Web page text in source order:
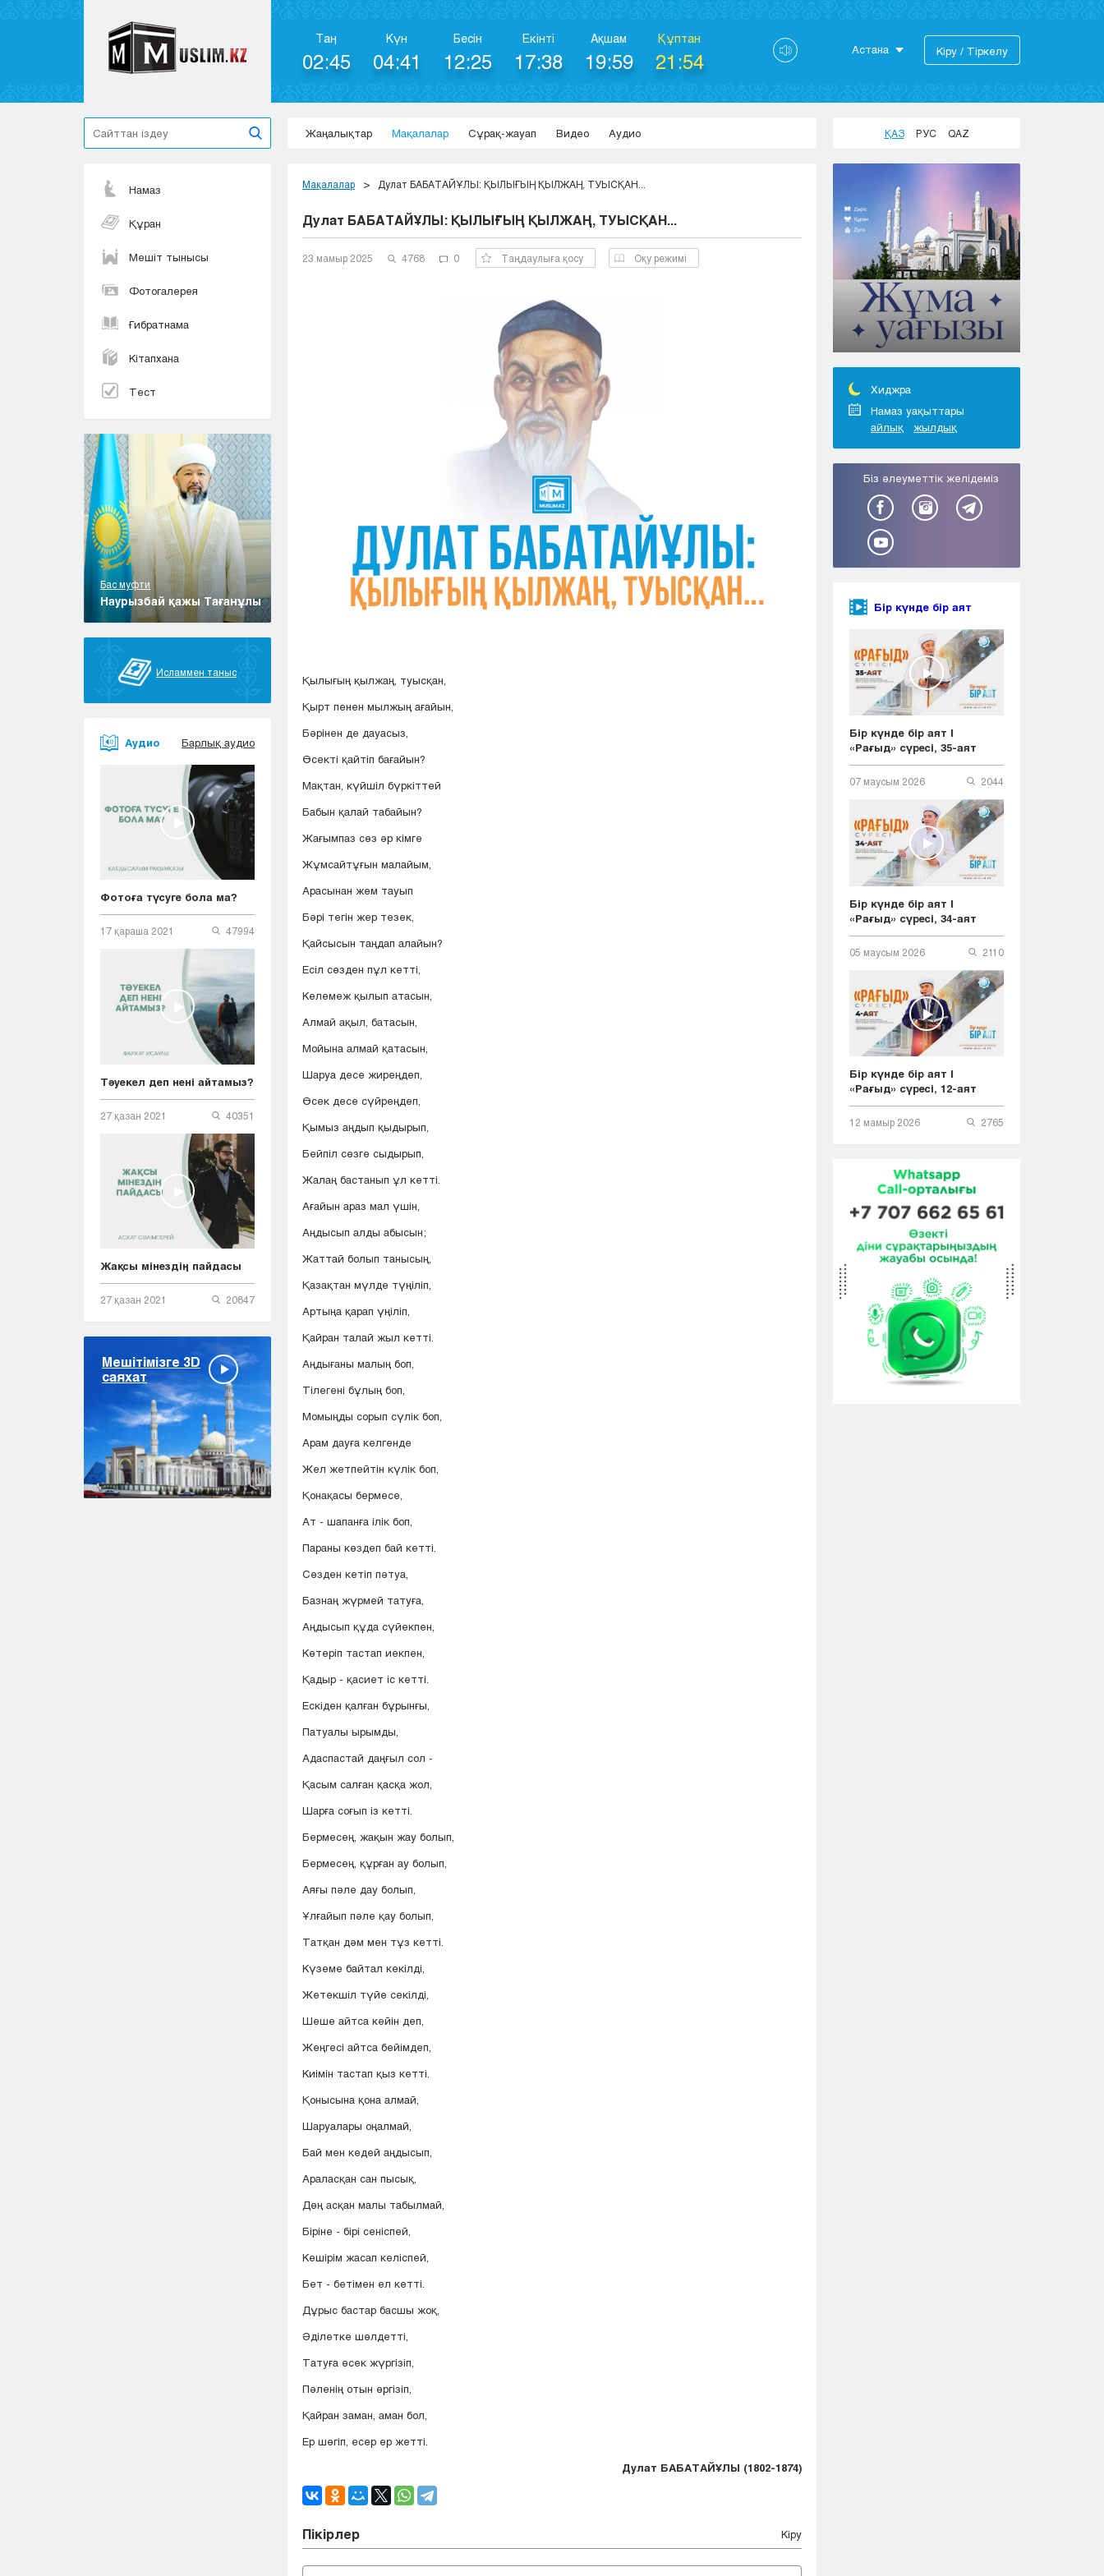
Таң
02:45
Күн
04:41
Бесін
12:25
Екінті
17:38
Ақшам
19:59
Құптан
21:54 Астана
Актобе
Караганда
Кокшетау
Костанай
Кызылорда
Павлодар
Петропавловск
Семей
Талдыкорган
Тараз
Туркестан
Уральск
Усть-Каменогорск
Шымкент
Кіру / Тіркелу
Жаңалықтар Мақалалар Сұрақ-жауап Видео Аудио ҚАЗ РУС QAZ
Намаз
Құран
Мешіт тынысы
Фотогалерея
Ғибратнама
Кітапхана
Тест
Бас муфти
Наурызбай қажы Тағанұлы
Исламмен таныс
Аудио Барлық аудио
Фотоға түсуге бола ма?
17 қараша 2021 47994
Тәуекел деп нені айтамыз?
27 қазан 2021 40351
Жақсы мінездің пайдасы
27 қазан 2021 20847
Мешітімізге 3D
саяхат
Мақалалар Дулат БАБАТАЙҰЛЫ: ҚЫЛЫҒЫҢ ҚЫЛЖАҢ, ТУЫСҚАН...
Дулат БАБАТАЙҰЛЫ: ҚЫЛЫҒЫҢ ҚЫЛЖАҢ, ТУЫСҚАН...
23 мамыр 2025 4768 0 Таңдаулыға қосу Оқу режимі
Қылығың қылжаң, туысқан,
Қырт пенен мылжың ағайын,
Бәрінен де дауасыз,
Өсекті қайтіп бағайын?
Мақтан, күйшіл бүркіттей
Бабын қалай табайын?
Жағымпаз сөз әр кімге
Жұмсайтұғын малайым,
Арасынан жем тауып
Бәрі тегін жер тезек,
Қайсысын таңдап алайын?
Есіл сөзден пұл кетті,
Келемеж қылып атасын,
Алмай ақыл, батасын,
Мойына алмай қатасын,
Шаруа десе жиреңдеп,
Өсек десе сүйреңдеп,
Қымыз аңдып қыдырып,
Бейпіл сөзге сыдырып,
Жалаң бастанып ұл кетті.
Ағайын араз мал үшін,
Аңдысып алды абысын;
Жаттай болып танысың,
Қазақтан мүлде түңіліп,
Артыңа қарап үңіліп,
Қайран талай жыл кетті.
Аңдығаны малың боп,
Тілегені бұлың боп,
Момыңды сорып сүлік боп,
Арам дауға келгенде
Жел жетпейтін күлік боп,
Қонақасы бермесе,
Ат - шапанға ілік боп,
Параны көздеп бай кетті.
Сөзден кетіп пәтуа,
Базнаң жүрмей татуға,
Аңдысып құда сүйекпен,
Көтеріп тастап иекпен,
Қадыр - қасиет іс кетті.
Ескіден қалған бұрынғы,
Патуалы ырымды,
Адаспастай даңғыл сол -
Қасым салған қасқа жол,
Шарға соғып із кетті.
Бермесең, жақын жау болып,
Бермесең, құрған ау болып,
Аяғы пәле дау болып,
Ұлғайып пәле қау болып,
Татқан дәм мен тұз кетті.
Күземе байтал кекілді,
Жетекшіл түйе секілді,
Шеше айтса кейін деп,
Жеңгесі айтса бейімдеп,
Киімін тастап қыз кетті.
Қонысына қона алмай,
Шаруалары оңалмай,
Бай мен кедей аңдысып,
Араласқан сан пысық,
Дөң асқан малы табылмай,
Біріне - бірі сеніспей,
Кешірім жасап келіспей,
Бет - бетімен ел кетті.
Дұрыс бастар басшы жоқ,
Әділетке шөлдетті,
Татуға өсек жүргізіп,
Пәленің отын өргізіп,
Қайран заман, аман бол,
Ер шөгіп, есер ер жетті.
Дулат БАБАТАЙҰЛЫ (1802-1874)
Пікірлер Кіру
Хиджра
Намаз уақыттары
айлық
жылдық
Біз әлеуметтік желідеміз
Бір күнде бір аят
Бір күнде бір аят |
«Рағыд» сүресі, 35-аят
07 маусым 2026 2044
Бір күнде бір аят |
«Рағыд» сүресі, 34-аят
05 маусым 2026 2110
Бір күнде бір аят |
«Рағыд» сүресі, 12-аят
12 мамыр 2026 2765